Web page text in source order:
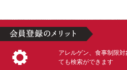
アレルゲン、食事制限
ても検索ができます